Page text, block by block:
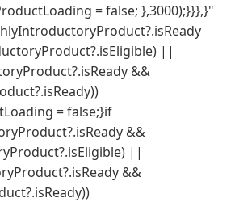
= false; },3000);}}},}"
||
&&
= false;}if
&&
||
&&